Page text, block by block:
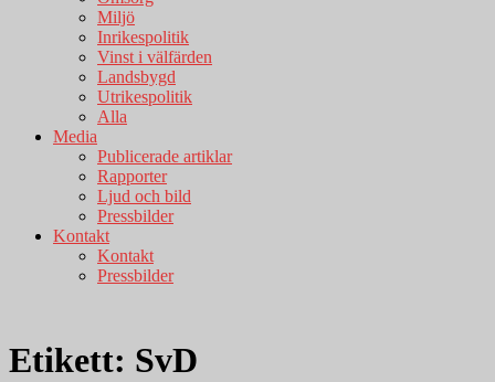
Miljö
Inrikespolitik
Vinst i välfärden
Landsbygd
Utrikespolitik
Alla
Media
Publicerade artiklar
Rapporter
Ljud och bild
Pressbilder
Kontakt
Kontakt
Pressbilder
Etikett: SvD